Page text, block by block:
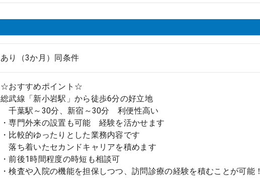
あり（3か月）同条件
☆おすすめポイント☆
総武線「新小岩駅」から徒歩6分の好立地
千葉駅～30分、新宿～30分 利便性高い
・専門外来の設置も可能 経験を活かせます
・比較的ゆったりとした業務内容です
落ち着いたセカンドキャリアを積めます
・前後1時間程度の時短も相談可
・検査や入院の機能を担保しつつ、訪問診療の経験を積むことが可能！